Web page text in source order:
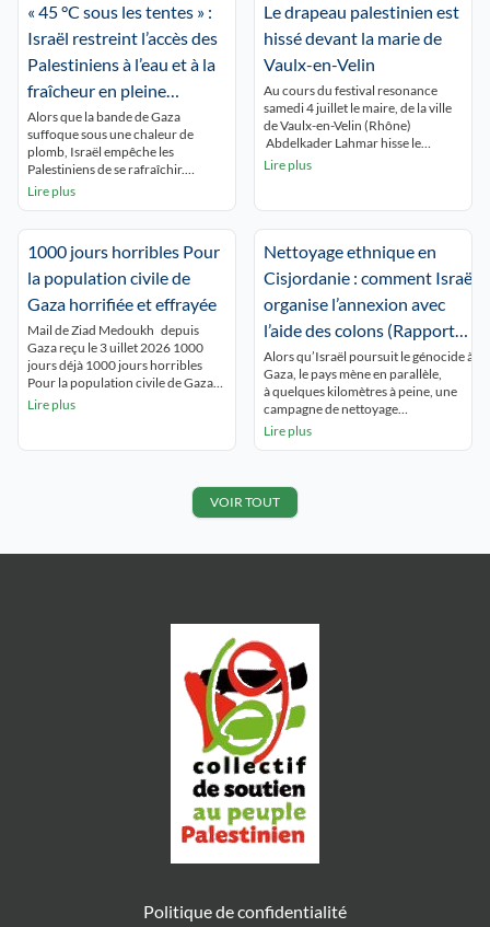
« 45 °C sous les tentes » :
Israël restreint l’accès des
Palestiniens à l’eau et à la
fraîcheur en pleine
canicule
Alors que la bande de Gaza
suffoque sous une chaleur de
plomb, Israël empêche les
Palestiniens de se rafraîchir.
Humanitaires et experts
Beyrouth (correspondance) À
Gaza, les Palestiniens étouffent.
Sous les tentes, dans une humidité
totale due à l’absence de vent et à la
[…]
Lire plus
Le drapeau palestinien est
hissé devant la marie de
Vaulx-en-Velin
Au cours du festival resonance
samedi 4 juillet le maire, de la ville
de Vaulx-en-Velin (Rhône)
Abdelkader Lahmar hisse le
drapeau palestinien , avec «pour
peuple palestinien». Saisi en
urgence par le préfet du Rhône
Etienne Guyot, le juge des référés
du tribunal administratif […]
Lire plus
1000 jours horribles Pour
la population civile de
Gaza horrifiée et effrayée
Mail de Ziad Medoukh depuis
Gaza reçu le 3 uillet 2026 1000
jours déjà 1000 jours horribles
Pour la population civile de Gaza
horrifiée et effrayée 1000 jours
1000 jours horribles pour une
terrifiée Pas de vie à Gaza dans ce
Lire plus
Nettoyage ethnique en
Cisjordanie : comment Israël
organise l’annexion avec
l’aide des colons (Rapport
Amnesty international)
Alors qu’Israël poursuit le génocide à
Gaza, le pays mène en parallèle,
à quelques kilomètres à peine, une
campagne de nettoyage
ethnique contre les Palestinien·nes de
poussant à fuir leur terre ancestrale.
Depuis 2023, ces violences ont
Lire plus
VOIR TOUT
Politique de confidentialité